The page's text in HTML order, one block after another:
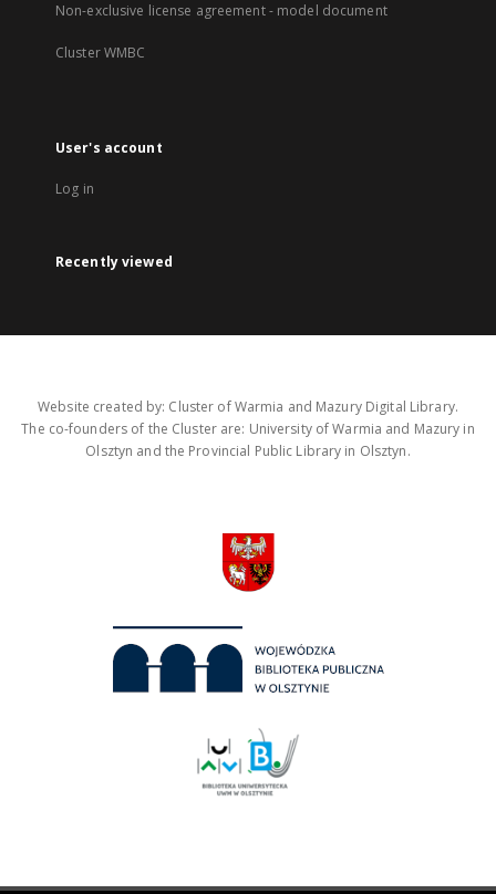
Non-exclusive license agreement - model document
Cluster WMBC
User's account
Log in
Recently viewed
Website created by: Cluster of Warmia and Mazury Digital Library.
The co-founders of the Cluster are: University of Warmia and Mazury in
Olsztyn and the Provincial Public Library in Olsztyn.